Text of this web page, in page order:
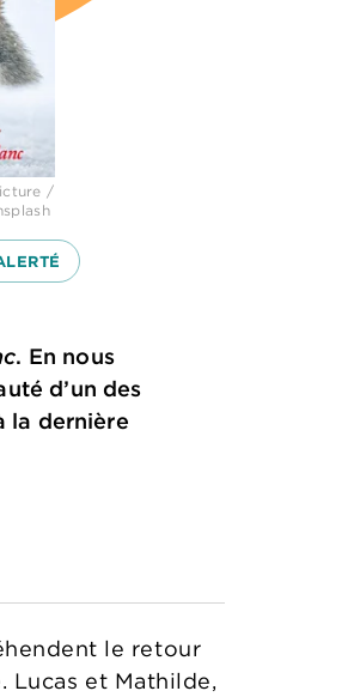
/
. En nous
d’un des
la dernière
le retour
Lucas et Mathilde,